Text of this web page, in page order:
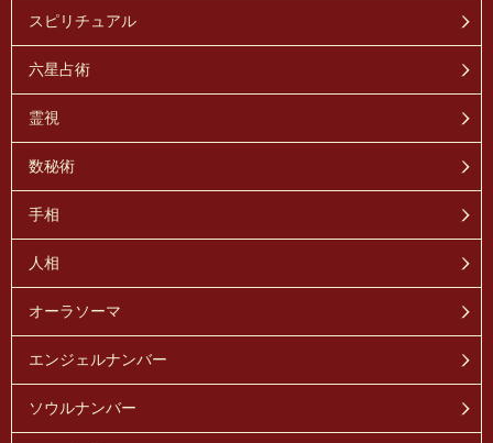
スピリチュアル
六星占術
霊視
数秘術
手相
人相
オーラソーマ
エンジェルナンバー
ソウルナンバー